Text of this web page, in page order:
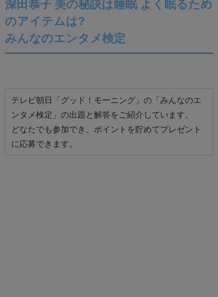
深田恭子 美の秘訣は睡眠 よく眠るため
のアイテムは?
みんなのエンタメ検定
テレビ朝日「グッド！モーニング」の「みんなのエ
ンタメ検定」の出題と解答をご紹介しています。
どなたでも参加でき、ポイントを貯めてプレゼント
に応募できます。